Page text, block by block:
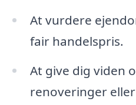
At vurdere
fair handelspris.
At give dig viden
renoveringer